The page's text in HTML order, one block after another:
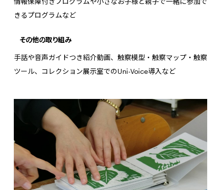
きるプログラムなど
その他の取り組み
手話や音声ガイドつき紹介動画、触察模型・触察マップ・触察
ツール、コレクション展示室でのUni-Voice導入など